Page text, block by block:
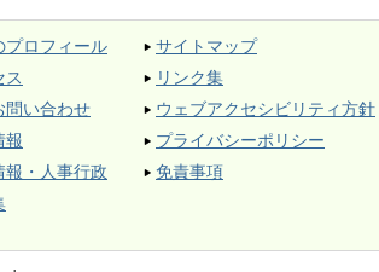
プロフィール
ス
問い合わせ
報
報・人事行政
サイトマップ
リンク集
ウェブアクセシビリティ方針
プライバシーポリシー
免責事項